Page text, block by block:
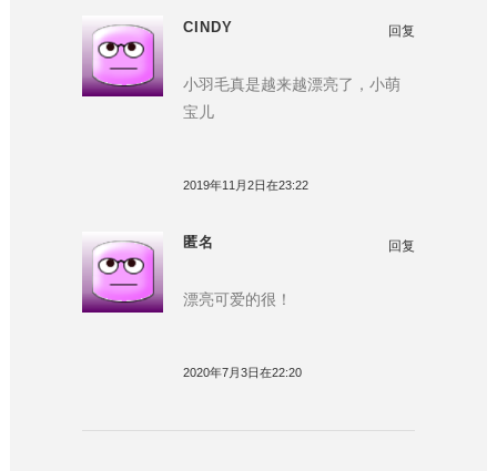
CINDY 回复
小羽毛真是越来越漂亮了，小萌
宝儿
2019年11月2日在23:22
匿名 回复
漂亮可爱的很！
2020年7月3日在22:20